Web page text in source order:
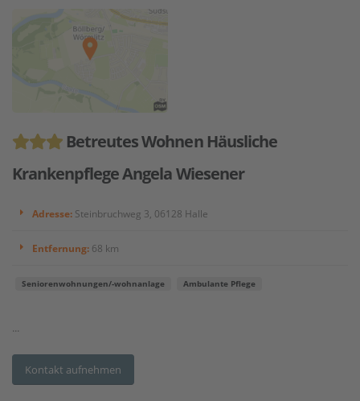
Betreutes Wohnen Häusliche
Krankenpflege Angela Wiesener
Adresse: Steinbruchweg 3, 06128 Halle
Entfernung: 68 km
Seniorenwohnungen/-wohnanlage Ambulante Pflege
...
Kontakt aufnehmen